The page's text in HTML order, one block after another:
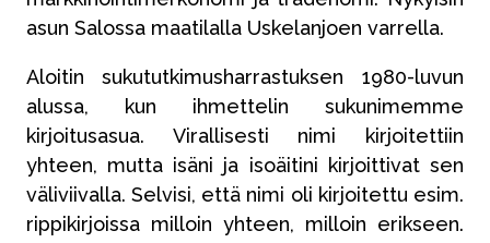
asun Salossa maatilalla Uskelanjoen varrella.
Aloitin sukututkimusharrastuksen 1980-luvun
alussa, kun ihmettelin sukunimemme
kirjoitusasua. Virallisesti nimi kirjoitettiin
yhteen, mutta isäni ja isoäitini kirjoittivat sen
väliviivalla. Selvisi, että nimi oli kirjoitettu esim.
rippikirjoissa milloin yhteen, milloin erikseen.